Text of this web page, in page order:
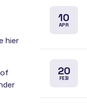
hier
of
10
APR
20
FEB